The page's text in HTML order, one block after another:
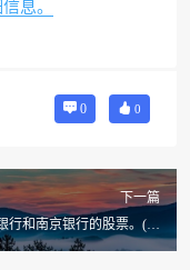
息。
0 0
下一篇
行和南京银行的股票。(股
票开户宁波银行可以吗)